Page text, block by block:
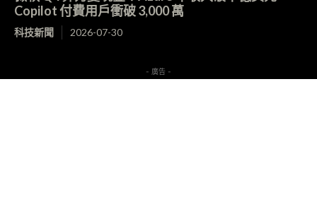
Copilot 付費用戶衝破 3,000 萬
科技新聞 2026-07-30
- 廣告 -